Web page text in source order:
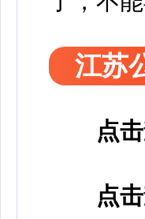
江苏
点
点